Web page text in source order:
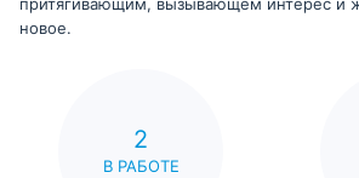
притягивающим, вызывающем интерес и
новое.
2
В РАБОТЕ